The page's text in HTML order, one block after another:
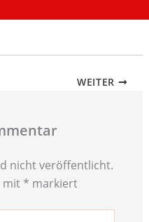
WEITER
nicht veröffentlicht.
mit * markiert